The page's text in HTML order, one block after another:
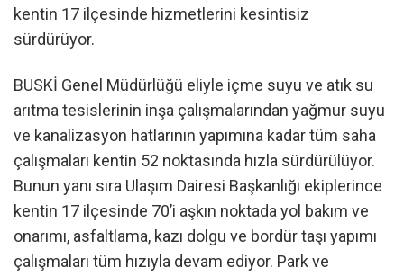
kentin 17 ilçesinde hizmetlerini kesintisiz
sürdürüyor.
BUSKİ Genel Müdürlüğü eliyle içme suyu ve atık su
arıtma tesislerinin inşa çalışmalarından yağmur suyu
ve kanalizasyon hatlarının yapımına kadar tüm saha
çalışmaları kentin 52 noktasında hızla sürdürülüyor.
Bunun yanı sıra Ulaşım Dairesi Başkanlığı ekiplerince
kentin 17 ilçesinde 70’i aşkın noktada yol bakım ve
onarımı, asfaltlama, kazı dolgu ve bordür taşı yapımı
çalışmaları tüm hızıyla devam ediyor. Park ve